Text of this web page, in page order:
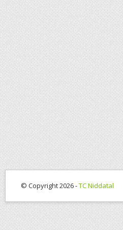
© Copyright 2026 -TC Niddatal